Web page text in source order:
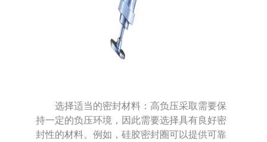
选择适当的密封材料：高负压采取需要保
持一定的负压环境，因此需要选择具有良好密
封性的材料。例如，硅胶密封圈可以提供可靠